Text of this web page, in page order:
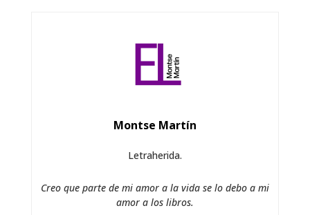
Montse Martín
Letraherida.
Creo que parte de mi amor a la vida se lo debo a mi
amor a los libros.